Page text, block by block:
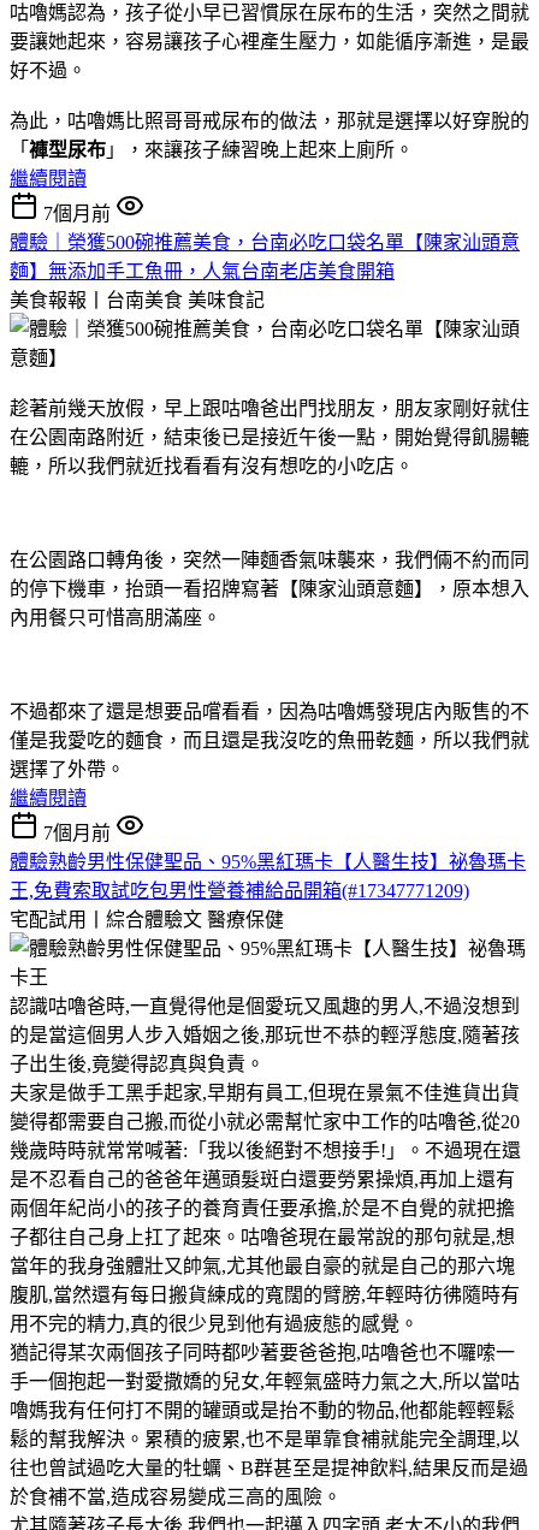
咕嚕媽認為，孩子從小早已習慣尿在尿布的生活，突然之間就
要讓她起來，容易讓孩子心裡產生壓力，如能循序漸進，是最
好不過。
為此，咕嚕媽比照哥哥戒尿布的做法，那就是選擇以好穿脫的
「 褲型尿布 」，來讓孩子練習晚上起來上廁所。
繼續閱讀
7個月前
體驗｜榮獲500碗推薦美食，台南必吃口袋名單【陳家汕頭意
麵】無添加手工魚冊，人氣台南老店美食開箱
美食報報丨台南美食 美味食記
趁著前幾天放假，早上跟咕嚕爸出門找朋友，朋友家剛好就住
在公園南路附近，結束後已是接近午後一點，開始覺得飢腸轆
轆，所以我們就近找看看有沒有想吃的小吃店。
在公園路口轉角後，突然一陣麵香氣味襲來，我們倆不約而同
的停下機車，抬頭一看招牌寫著【陳家汕頭意麵】，原本想入
內用餐只可惜高朋滿座。
不過都來了還是想要品嚐看看，因為咕嚕媽發現店內販售的不
僅是我愛吃的麵食，而且還是我沒吃的魚冊乾麵，所以我們就
選擇了外帶。
繼續閱讀
7個月前
體驗熟齡男性保健聖品、95%黑紅瑪卡【人醫生技】祕魯瑪卡
王,免費索取試吃包男性營養補給品開箱(#17347771209)
宅配試用丨綜合體驗文 醫療保健
認識咕嚕爸時,一直覺得他是個愛玩又風趣的男人,不過沒想到
的是當這個男人步入婚姻之後,那玩世不恭的輕浮態度,隨著孩
子出生後,竟變得認真與負責。
夫家是做手工黑手起家,早期有員工,但現在景氣不佳進貨出貨
變得都需要自己搬,而從小就必需幫忙家中工作的咕嚕爸,從20
幾歲時時就常常喊著:「我以後絕對不想接手!」。不過現在還
是不忍看自己的爸爸年邁頭髮斑白還要勞累操煩,再加上還有
兩個年紀尚小的孩子的養育責任要承擔,於是不自覺的就把擔
子都往自己身上扛了起來。咕嚕爸現在最常說的那句就是,想
當年的我身強體壯又帥氣,尤其他最自豪的就是自己的那六塊
腹肌,當然還有每日搬貨練成的寬闊的臂膀,年輕時彷彿隨時有
用不完的精力,真的很少見到他有過疲態的感覺。
猶記得某次兩個孩子同時都吵著要爸爸抱,咕嚕爸也不囉嗦一
手一個抱起一對愛撒嬌的兒女,年輕氣盛時力氣之大,所以當咕
嚕媽我有任何打不開的罐頭或是抬不動的物品,他都能輕輕鬆
鬆的幫我解決。累積的疲累,也不是單靠食補就能完全調理,以
往也曾試過吃大量的牡蠣、B群甚至是提神飲料,結果反而是過
於食補不當,造成容易變成三高的風險。
尤其隨著孩子長大後,我們也一起邁入四字頭,老大不小的我們